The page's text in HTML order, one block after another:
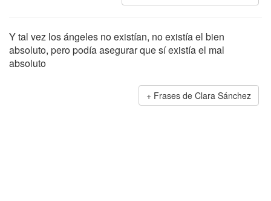
Y tal vez los ángeles no existían, no existía el bien
absoluto, pero podía asegurar que sí existía el mal
absoluto
Frases de Clara Sánchez